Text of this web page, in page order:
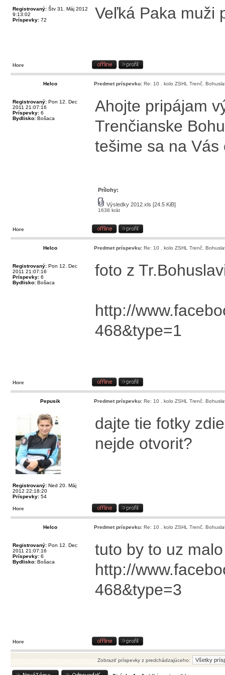
Registrovaný: Štv 31. Máj 2012
9:13:02
Príspevky: 72 Veľká Paka muži
Hore
Helco Predmet príspevku: Re: 10 . kolo ZSHL Trenč.
Registrovaný: Pon 12. Dec
2011 21:07:16
Príspevky: 6
Bydlisko: Bošaca
Ahojte pripájam
Trenčianske
tešime sa na
Prílohy:
Výsledky 2012.xls [24.5 KiB]
1638 krát
Hore
Helco Predmet príspevku: Re: 10 . kolo ZSHL Trenč.
Registrovaný: Pon 12. Dec
2011 21:07:16
Príspevky: 6
Bydlisko: Bošaca
foto z
http://
468&type=1
Hore
Pepusik Predmet príspevku: Re: 10 . kolo ZSHL Trenč.
Registrovaný: Ned 20. Máj
2012 22:18:20
Príspevky: 54
dajte tie fotky
nejde otvorit?
Hore
Helco Predmet príspevku: Re: 10 . kolo ZSHL Trenč.
Registrovaný: Pon 12. Dec
2011 21:07:16
Príspevky: 6
Bydlisko: Bošaca
tuto by to uz
http://
468&type=3
Hore
Zobraziť príspevky z predchádzajúceho: